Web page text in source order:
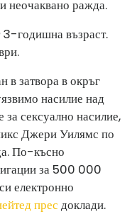
неочаквано ражда.
годишна възраст.
в затвора в окръг
насилие над
сексуално насилие,
Джери Уилямс по
По-късно
за 500 000
електронно
прес доклади.